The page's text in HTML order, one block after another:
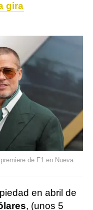
gira
de F1 en Nueva
en abril de
, (unos 5